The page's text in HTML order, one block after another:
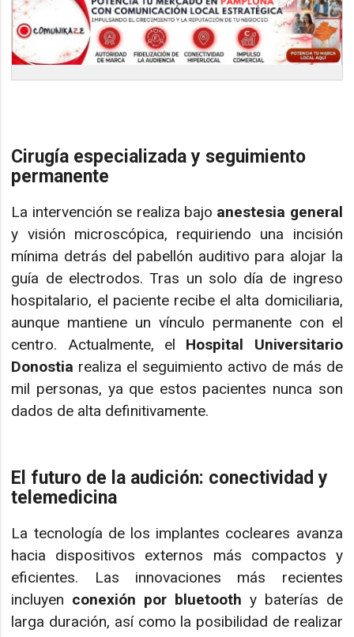
Cirugía especializada y seguimiento
permanente
La intervención se realiza bajo anestesia general
y visión microscópica, requiriendo una incisión
mínima detrás del pabellón auditivo para alojar la
guía de electrodos. Tras un solo día de ingreso
hospitalario, el paciente recibe el alta domiciliaria,
aunque mantiene un vínculo permanente con el
centro. Actualmente, el Hospital Universitario
Donostia realiza el seguimiento activo de más de
mil personas, ya que estos pacientes nunca son
dados de alta definitivamente.
El futuro de la audición: conectividad y
telemedicina
La tecnología de los implantes cocleares avanza
hacia dispositivos externos más compactos y
eficientes. Las innovaciones más recientes
incluyen conexión por bluetooth y baterías de
larga duración, así como la posibilidad de realizar